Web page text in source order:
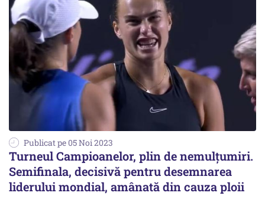
Publicat pe 05 Noi 2023
Turneul Campioanelor, plin de nemulțumiri.
Semifinala, decisivă pentru desemnarea
liderului mondial, amânată din cauza ploii